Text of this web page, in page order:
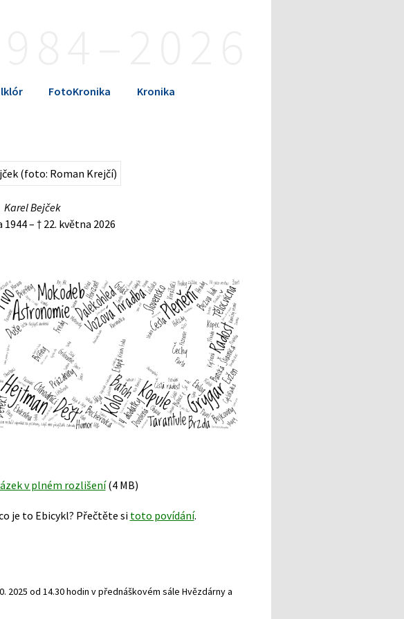
FotoKronika
Kronika
Karel Bejček
– † 22. května 2026
v plném rozlišení(4 MB)
je to Ebicykl? Přečtěte sitoto povídání.
2025 od 14.30 hodin v přednáškovém sále Hvězdárny a